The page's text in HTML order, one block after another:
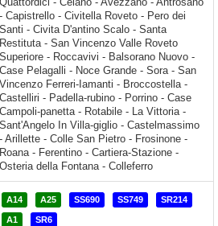
A14 A25 SS690 SS749 SR214
A1 SR6